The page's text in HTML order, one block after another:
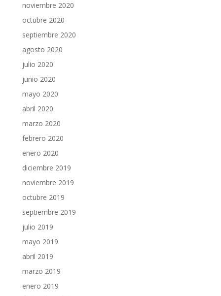
noviembre 2020
octubre 2020
septiembre 2020
agosto 2020
julio 2020
junio 2020
mayo 2020
abril 2020
marzo 2020
febrero 2020
enero 2020
diciembre 2019
noviembre 2019
octubre 2019
septiembre 2019
julio 2019
mayo 2019
abril 2019
marzo 2019
enero 2019